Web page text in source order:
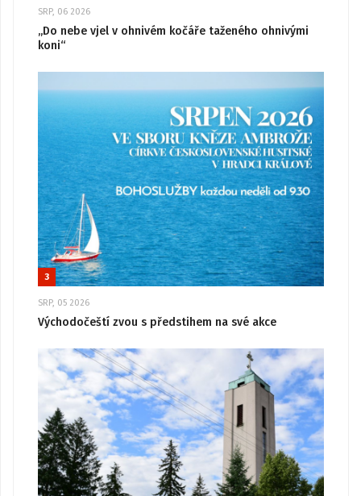
SRP, 06 2026
„Do nebe vjel v ohnivém kočáře taženého ohnivými
koni“
3
SRP, 05 2026
Východočeští zvou s předstihem na své akce